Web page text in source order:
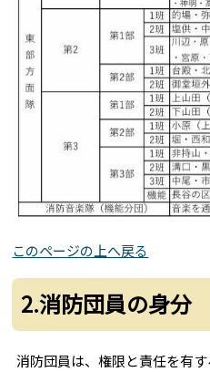
このページの上へ戻る
2.消防団員の身分
消防団員は、権限と責任を有